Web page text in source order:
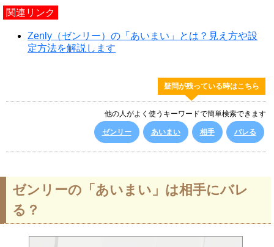
関連リンク
Zenly（ゼンリー）の「あいまい」とは？見え方や設
定方法を解説します
疑問が残っている時はこちら
他の人がよく使うキーワードで簡単検索できます
ゼンリー あいまい 相手 バレる
ゼンリーの「あいまい」は相手にバレ
る？